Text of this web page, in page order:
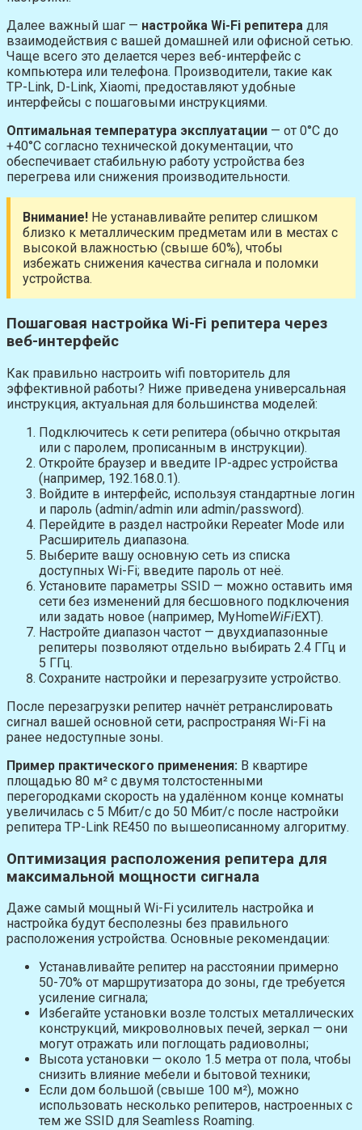
Далее важный шаг — настройка Wi-Fi репитера для
взаимодействия с вашей домашней или офисной сетью.
Чаще всего это делается через веб-интерфейс с
компьютера или телефона. Производители, такие как
TP-Link, D-Link, Xiaomi, предоставляют удобные
интерфейсы с пошаговыми инструкциями.
Оптимальная температура эксплуатации — от 0°C до
+40°C согласно технической документации, что
обеспечивает стабильную работу устройства без
перегрева или снижения производительности.
Внимание! Не устанавливайте репитер слишком
близко к металлическим предметам или в местах с
высокой влажностью (свыше 60%), чтобы
избежать снижения качества сигнала и поломки
устройства.
Пошаговая настройка Wi-Fi репитера через
веб-интерфейс
Как правильно настроить wifi повторитель для
эффективной работы? Ниже приведена универсальная
инструкция, актуальная для большинства моделей:
Подключитесь к сети репитера (обычно открытая
или с паролем, прописанным в инструкции).
Откройте браузер и введите IP-адрес устройства
(например, 192.168.0.1).
Войдите в интерфейс, используя стандартные логин
и пароль (admin/admin или admin/password).
Перейдите в раздел настройки Repeater Mode или
Расширитель диапазона.
Выберите вашу основную сеть из списка
доступных Wi-Fi; введите пароль от неё.
Установите параметры SSID — можно оставить имя
сети без изменений для бесшовного подключения
или задать новое (например, MyHomeWiFiEXT).
Настройте диапазон частот — двухдиапазонные
репитеры позволяют отдельно выбирать 2.4 ГГц и
5 ГГц.
Сохраните настройки и перезагрузите устройство.
После перезагрузки репитер начнёт ретранслировать
сигнал вашей основной сети, распространяя Wi-Fi на
ранее недоступные зоны.
Пример практического применения: В квартире
площадью 80 м² с двумя толстостенными
перегородками скорость на удалённом конце комнаты
увеличилась с 5 Мбит/с до 50 Мбит/с после настройки
репитера TP-Link RE450 по вышеописанному алгоритму.
Оптимизация расположения репитера для
максимальной мощности сигнала
Даже самый мощный Wi-Fi усилитель настройка и
настройка будут бесполезны без правильного
расположения устройства. Основные рекомендации:
Устанавливайте репитер на расстоянии примерно
50-70% от маршрутизатора до зоны, где требуется
усиление сигнала;
Избегайте установки возле толстых металлических
конструкций, микроволновых печей, зеркал — они
могут отражать или поглощать радиоволны;
Высота установки — около 1.5 метра от пола, чтобы
снизить влияние мебели и бытовой техники;
Если дом большой (свыше 100 м²), можно
использовать несколько репитеров, настроенных с
тем же SSID для Seamless Roaming.